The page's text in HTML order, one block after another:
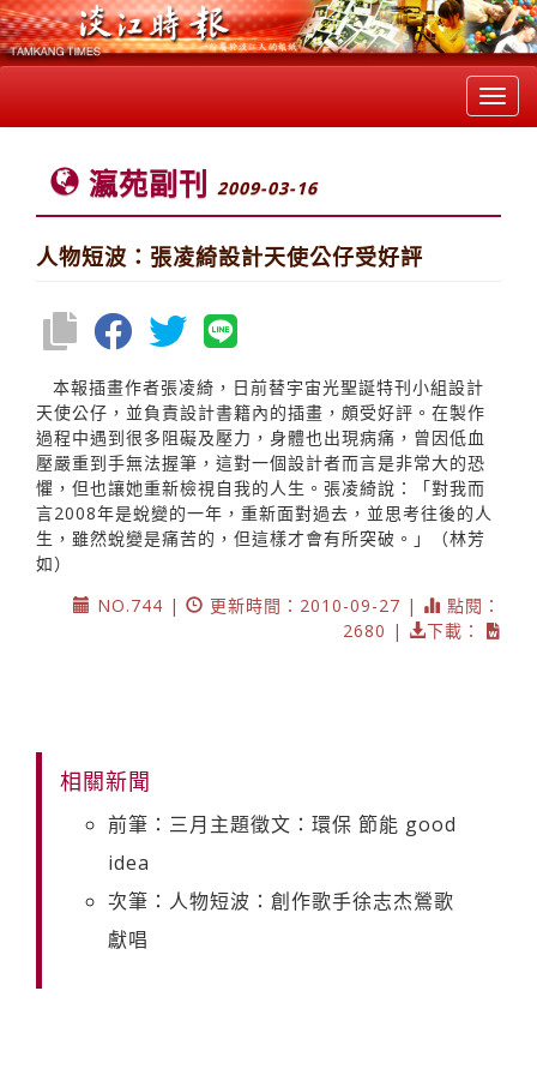
瀛苑副刊 2009-03-16
人物短波：張凌綺設計天使公仔受好評
本報插畫作者張凌綺，日前替宇宙光聖誕特刊小組設計
天使公仔，並負責設計書籍內的插畫，頗受好評。在製作
過程中遇到很多阻礙及壓力，身體也出現病痛，曾因低血
壓嚴重到手無法握筆，這對一個設計者而言是非常大的恐
懼，但也讓她重新檢視自我的人生。張凌綺說：「對我而
言2008年是蛻變的一年，重新面對過去，並思考往後的人
生，雖然蛻變是痛苦的，但這樣才會有所突破。」（林芳
如）
NO.744 |
更新時間：2010-09-27 |
點閱：
2680 |
下載：
相關新聞
前筆：三月主題徵文：環保 節能 good
idea
次筆：人物短波：創作歌手徐志杰鶯歌
獻唱